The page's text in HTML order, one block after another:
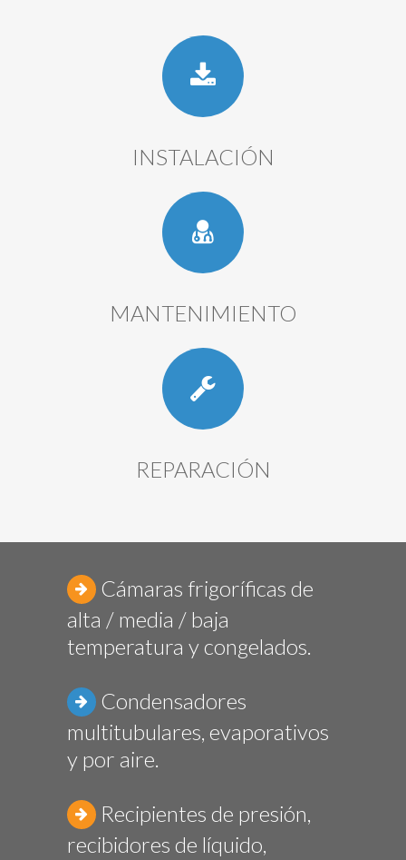
INSTALACIÓN
MANTENIMIENTO
REPARACIÓN
Cámaras frigoríficas de
alta / media / baja
temperatura y congelados.
Condensadores
multitubulares, evaporativos
y por aire.
Recipientes de presión,
recibidores de líquido,